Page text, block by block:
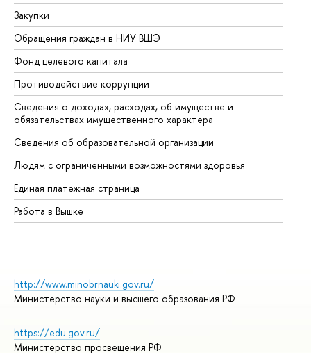
Закупки
Обращения граждан в НИУ ВШЭ
Фонд целевого капитала
Противодействие коррупции
Сведения о доходах, расходах, об имуществе и
обязательствах имущественного характера
Сведения об образовательной организации
Людям с ограниченными возможностями здоровья
Единая платежная страница
Работа в Вышке
http://www.minobrnauki.gov.ru/
Министерство науки и высшего образования РФ
https://edu.gov.ru/
Министерство просвещения РФ